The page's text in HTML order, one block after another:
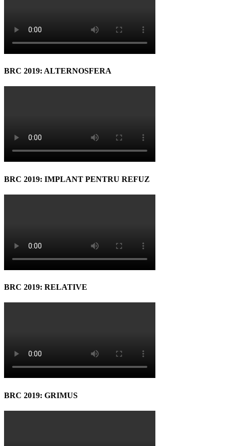
BRC 2019: ALTERNOSFERA
BRC 2019: IMPLANT PENTRU REFUZ
BRC 2019: RELATIVE
BRC 2019: GRIMUS